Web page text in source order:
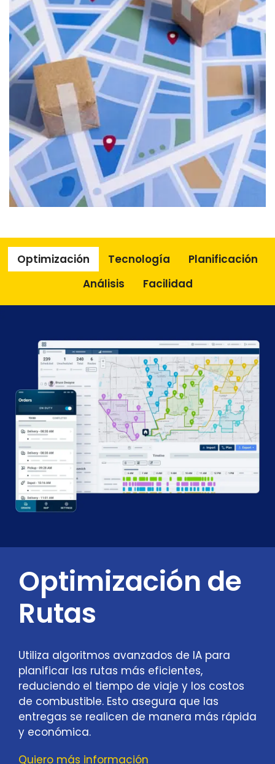
Optimización Tecnología
Planificación
Análisis
Facilidad
Optimización de
Rutas
Utiliza algoritmos avanzados de IA para
planificar las rutas más eficientes,
reduciendo el tiempo de viaje y los costos
de combustible. Esto asegura que las
entregas se realicen de manera más rápida
y económica.
Quiero más información